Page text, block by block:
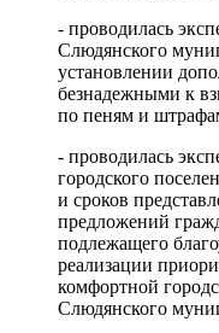
- проводилась
Слюдянского
установлении
безнадежными к
по пеням и
- проводилась
городского
и сроков
предложений
подлежащего
реализации
комфортной
Слюдянского